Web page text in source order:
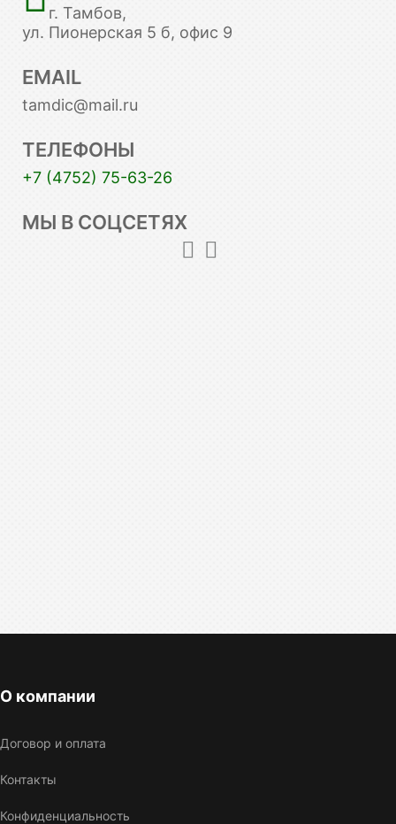
г. Тамбов,
ул. Пионерская 5 б, офис 9
EMAIL
tamdic@mail.ru
ТЕЛЕФОНЫ
+7 (4752) 75-63-26
МЫ В СОЦСЕТЯХ
О компании
Договор и оплата
Контакты
Конфиденциальность